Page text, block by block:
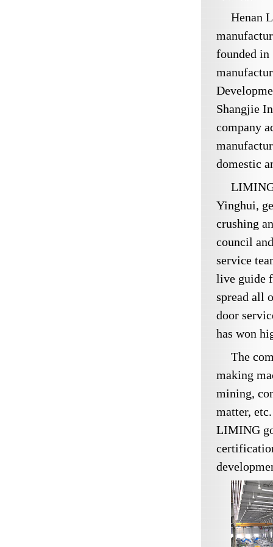
Henan
founded in
Shangjie
company
domestic
Yinghui,
crushing
council
service
live guide
spread all
door
has won
The
making
mining,
matter,
LIMING